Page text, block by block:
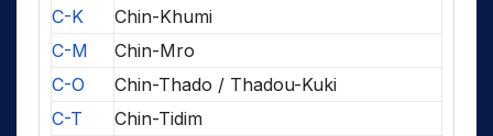
C-K
Chin-Khumi
C-M
Chin-Mro
C-O
Chin-Thado / Thadou-Kuki
C-T
Chin-Tidim